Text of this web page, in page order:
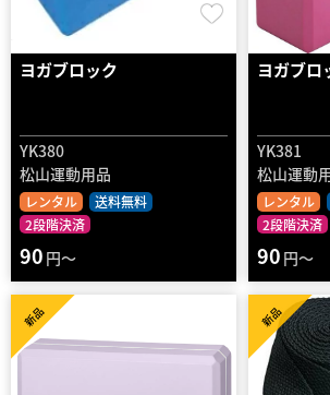
ヨガブロック
YK380
松山運動用品
レンタル
送料無料
2段階決済
90 円～
ヨガブ
YK381
松山運動
レンタル
2段階決済
90 円～
新品 新品